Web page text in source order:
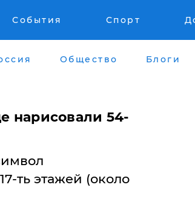
События Спорт
Общество Блоги
нарисовали 54-
ть этажей (около